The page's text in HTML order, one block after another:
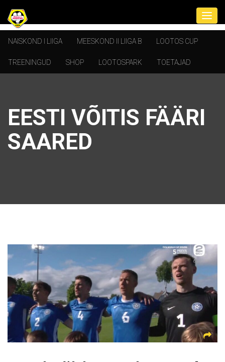
NAISKOND I LIIGA MEESKOND II LIIGA B LOOTOS CUP
TREENINGUD SHOP LOOTOSPARK TOETAJAD
EESTI VÕITIS FÄÄRI
SAARED